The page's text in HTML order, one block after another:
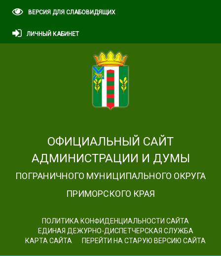
ВЕРСИЯ ДЛЯ СЛАБОВИДЯЩИХ
ЛИЧНЫЙ КАБИНЕТ
ОФИЦИАЛЬНЫЙ САЙТ
АДМИНИСТРАЦИИ И ДУМЫ
ПОГРАНИЧНОГО МУНИЦИПАЛЬНОГО ОКРУГА
ПРИМОРСКОГО КРАЯ
ПОЛИТИКА КОНФИДЕНЦИАЛЬНОСТИ САЙТА
ЕДИНАЯ ДЕЖУРНО-ДИСПЕТЧЕРСКАЯ СЛУЖБА
КАРТА САЙТА
ПЕРЕЙТИ НА СТАРУЮ ВЕРСИЮ САЙТА